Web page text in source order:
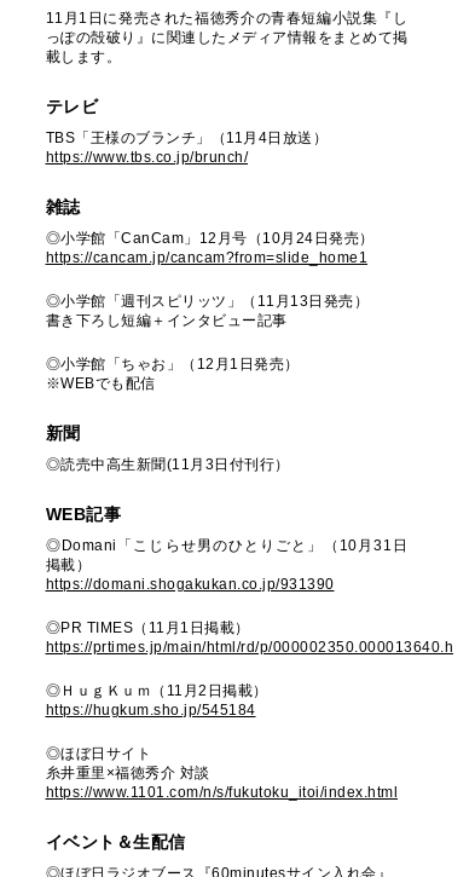
11月1日に発売された福徳秀介の青春短編小説集『し
っぽの殻破り』に関連したメディア情報をまとめて掲
載します。
テレビ
TBS「王様のブランチ」（11月4日放送）
https://www.tbs.co.jp/brunch/
雑誌
◎小学館「CanCam」12月号（10月24日発売）
https://cancam.jp/cancam?from=slide_home1
◎小学館「週刊スピリッツ」（11月13日発売）
書き下ろし短編＋インタビュー記事
◎小学館「ちゃお」（12月1日発売）
※WEBでも配信
新聞
◎読売中高生新聞(11月3日付刊行）
WEB記事
◎Domani「こじらせ男のひとりごと」（10月31日
掲載）
https://domani.shogakukan.co.jp/931390
◎PR TIMES（11月1日掲載）
https://prtimes.jp/main/html/rd/p/000002350.000013640.html
◎ＨｕｇＫｕｍ（11月2日掲載）
https://hugkum.sho.jp/545184
◎ほぼ日サイト
糸井重里×福徳秀介 対談
https://www.1101.com/n/s/fukutoku_itoi/index.html
イベント＆生配信
◎ほぼ日ラジオブース『60minutesサイン入れ会』